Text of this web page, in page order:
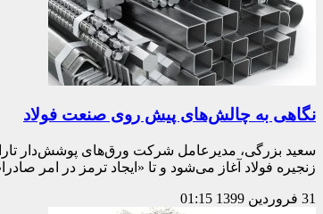
نگاهی به چالش‌های پیش روی صنعت فولاد
سعید بزرگی، مدیرعامل شرکت ورق‌های پوشش‌دار
زنجیره فولاد آغاز می‌شود و تا «ایجاد ترمز در امر
31 فروردین 1399 01:15